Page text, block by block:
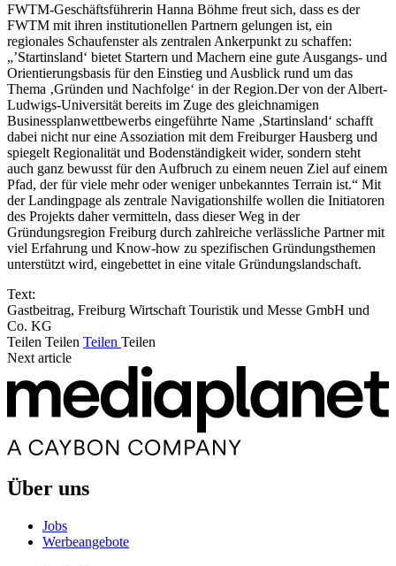
FWTM-Geschäftsführerin Hanna Böhme freut sich, dass es der
FWTM mit ihren institutionellen Partnern gelungen ist, ein
regionales Schaufenster als zentralen Ankerpunkt zu schaffen:
„’Startinsland‘ bietet Startern und Machern eine gute Ausgangs- und
Orientierungsbasis für den Einstieg und Ausblick rund um das
Thema ‚Gründen und Nachfolge‘ in der Region.Der von der Albert-
Ludwigs-Universität bereits im Zuge des gleichnamigen
Businessplanwettbewerbs eingeführte Name ‚Startinsland‘ schafft
dabei nicht nur eine Assoziation mit dem Freiburger Hausberg und
spiegelt Regionalität und Bodenständigkeit wider, sondern steht
auch ganz bewusst für den Aufbruch zu einem neuen Ziel auf einem
Pfad, der für viele mehr oder weniger unbekanntes Terrain ist.“ Mit
der Landingpage als zentrale Navigationshilfe wollen die Initiatoren
des Projekts daher vermitteln, dass dieser Weg in der
Gründungsregion Freiburg durch zahlreiche verlässliche Partner mit
viel Erfahrung und Know-how zu spezifischen Gründungsthemen
unterstützt wird, eingebettet in eine vitale Gründungslandschaft.
Text:
Gastbeitrag, Freiburg Wirtschaft Touristik und Messe GmbH und
Co. KG
Teilen Teilen Teilen Teilen
Next article
Über uns
Jobs
Werbeangebote